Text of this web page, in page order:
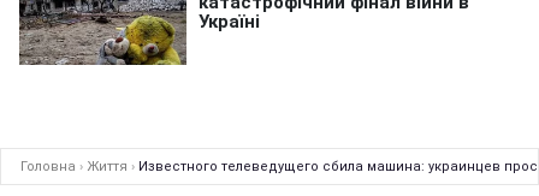
Головна › Життя › Известного телеведущего сбила машина: украинцев